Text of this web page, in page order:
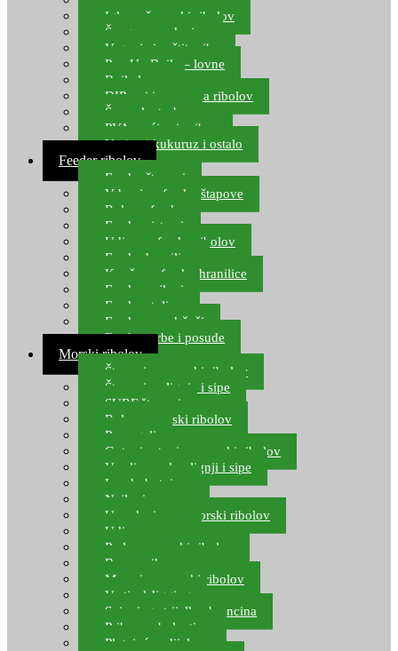
Igle za šaranski ribolov
Špage, upredenice
Vaganje i zaštita ribe
Pop Up Boile – lovne
Boile lovne
DIP-ovi i arome za ribolov
Šaranske torbe
PVA vrećice i pribor
Umjetni kukuruz i ostalo
Feeder ribolov
Feeder štapovi
Vrhovi za feeder štapove
Role za feeder
Feeder sistemi
Udice za feeder ribolov
Feeder hranilice
Kopče za feeder hranilice
Feeder najloni
Feeder stolice
Feeder arm držači
Feeder torbe i posude
Morski ribolov
Štapovi za morski ribolov
Štapovi za lignje i sipe
SURF štapovi
Role za morski ribolov
Parangali
Gotovi setovi za morski ribolov
Varalice za lov lignji i sipe
Lov hobotnice
Najloni za more
Upredenice za morski ribolov
Udice za more
Perle za morski ribolov
Brum prihrana za more
Mamci za morski ribolov
Vertical Jigging
Spinning strijelke, brancina
Pribor za bolentino
Plutajuća odijela